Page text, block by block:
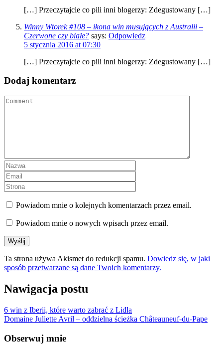
[…] Przeczytajcie co pili inni blogerzy: Zdegustowany […]
Winny Wtorek #108 – ikona win musujących z Australii –
Czerwone czy białe? says: Odpowiedz
5 stycznia 2016 at 07:30
[…] Przeczytajcie co pili inni blogerzy: Zdegustowany […]
Dodaj komentarz
Powiadom mnie o kolejnych komentarzach przez email.
Powiadom mnie o nowych wpisach przez email.
Ta strona używa Akismet do redukcji spamu. Dowiedz się, w jaki
sposób przetwarzane są dane Twoich komentarzy.
Nawigacja postu
6 win z Iberii, które warto zabrać z Lidla
Domaine Juliette Avril – oddzielna ścieżka Châteauneuf-du-Pape
Obserwuj mnie